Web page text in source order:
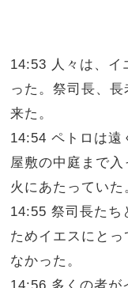
14:53 人々は、イ
った。祭司長、
来た。
14:54 ペトロは遠
屋敷の中庭まで入
火にあたっていた
14:55 祭司長たち
ためイエスにと
なかった。
14:56 多くの者が